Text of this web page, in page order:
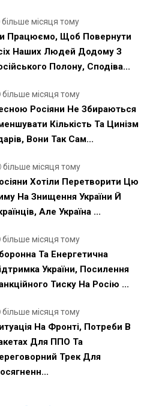
більше місяця тому
Працюємо, Щоб Повернути
Наших Людей Додому З
Полону, Сподіва...
більше місяця тому
Росіяни Не Збираються
Кількість Та Цинізм
Вони Так Сам...
більше місяця тому
Хотіли Перетворити Цю
На Знищення України Й
Але Україна ...
більше місяця тому
Та Енергетична
України, Посилення
Тиску На Росію ...
більше місяця тому
На Фронті, Потреби В
Для ППО Та
Трек Для